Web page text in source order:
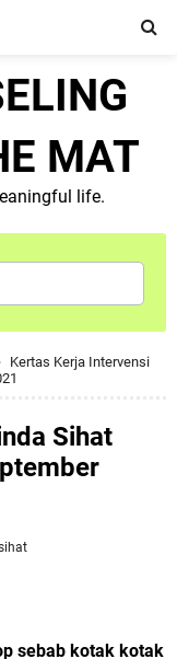
MAT
life.
Kertas Kerja Intervensi
Sihat
sebab kotak kotak